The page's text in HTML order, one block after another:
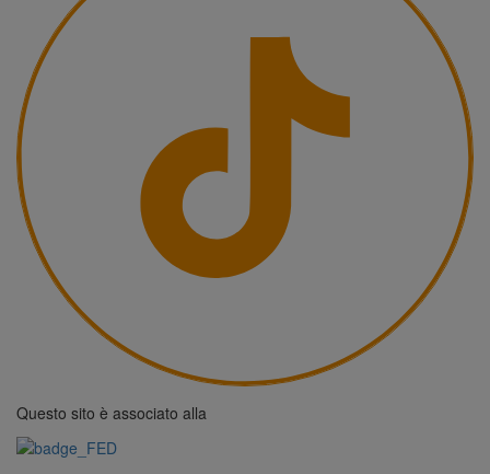
Questo sito è associato alla